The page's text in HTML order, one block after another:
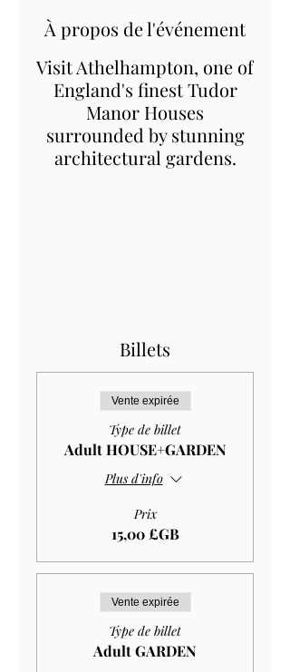
À propos de l'événement
Visit Athelhampton, one of
England's finest Tudor
Manor Houses
surrounded by stunning
architectural gardens.
Billets
Vente expirée
Type de billet
Adult HOUSE+GARDEN
Plus d'info
Prix
15,00 £GB
Vente expirée
Type de billet
Adult GARDEN